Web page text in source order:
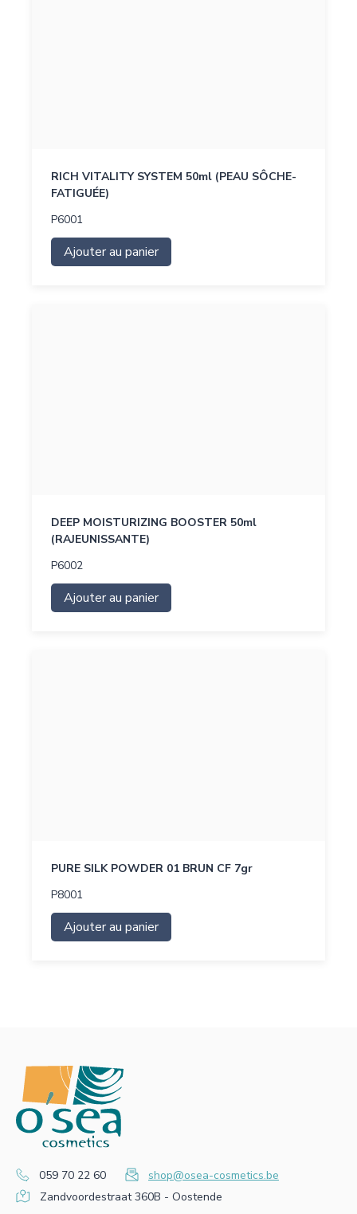
RICH VITALITY SYSTEM 50ml (PEAU SÔCHE-
FATIGUÉE)
P6001
Ajouter au panier
DEEP MOISTURIZING BOOSTER 50ml
(RAJEUNISSANTE)
P6002
Ajouter au panier
PURE SILK POWDER 01 BRUN CF 7gr
P8001
Ajouter au panier
059 70 22 60
shop@osea-cosmetics.be
Zandvoordestraat 360B - Oostende